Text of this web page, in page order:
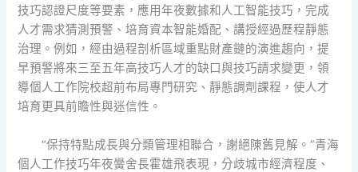
技巧認證尺度等要素，應用年夜數據和人工智能技巧，完成
人才需求猜測預警、培育資本智能婚配、講授經過歷程靜態
治理。例如，經由過程剖析區域重點財產鏈的演進趨向，提
早預警將來三至五年高技巧人才的缺口與技巧請求變更，領
導個人工作院校超前布局專門研究、靜態調劑課程，使人才
培育更具前瞻性與迷信性。
“保持特點成長與分類管理相聯合，謝絕陳舊見解。”青海
個人工作技巧年夜黌舍長霍雄飛表現，分歧城市經濟程度、